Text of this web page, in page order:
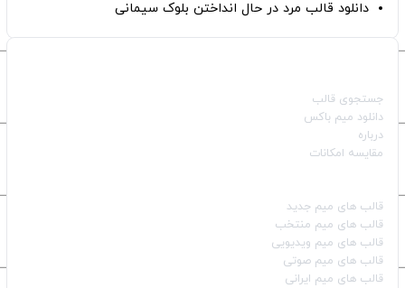
دانلود قالب مرد در حال انداختن بلوک سیمانی
جستجوی قالب
دانلود میم باکس
درباره
مقایسه امکانات
قالب‌ های میم جدید
قالب‌ های میم منتخب
قالب‌ های میم ویدیویی
قالب‌ های میم صوتی
قالب‌ های میم ایرانی